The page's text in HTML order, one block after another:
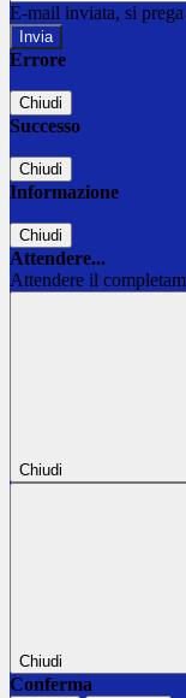
E-mail inviata, si
Errore
Chiudi
Successo
Chiudi
Informazione
Chiudi
Attendere...
Attendere il
Chiudi
Chiudi
Conferma